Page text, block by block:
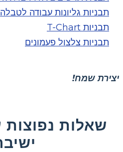
תבניות גליונות עבודה לטבלה
תבניות T-Chart
תבניות צלצול פעמונים
יצירת שמח!
שאלות